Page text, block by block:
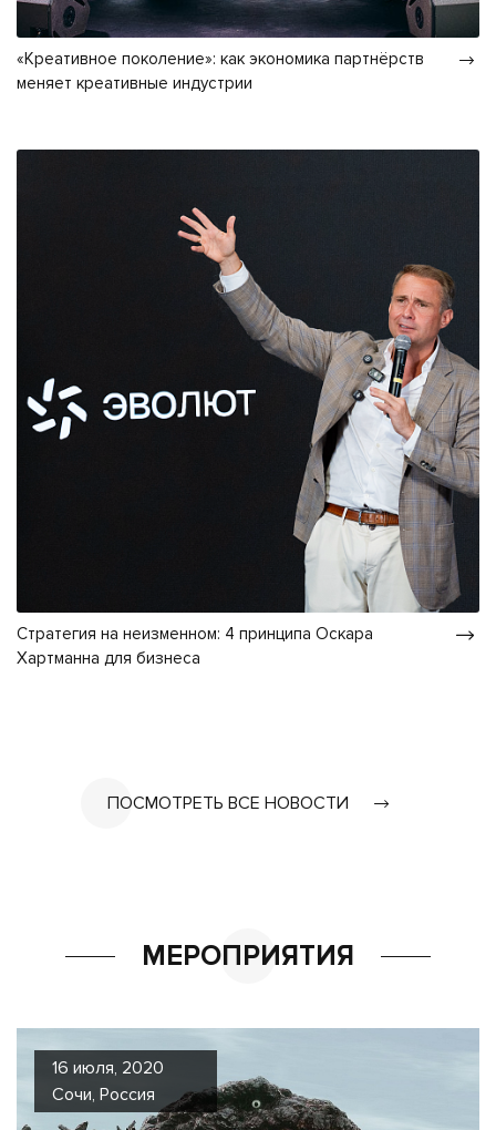
«Креативное поколение»: как экономика партнёрств
меняет креативные индустрии
Стратегия на неизменном: 4 принципа Оскара
Хартманна для бизнеса
ПОСМОТРЕТЬ ВСЕ НОВОСТИ
МЕРОПРИЯТИЯ
16 июля, 2020
Сочи, Россия